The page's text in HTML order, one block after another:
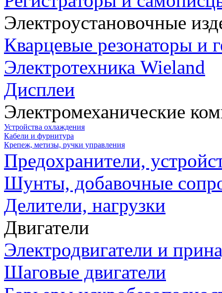
Электроустановочные
Кварцевые резонаторы и
Электротехника Wieland
Дисплеи
Электромеханические
Устройства охлаждения
Кабели и фурнитура
Крепеж, метизы, ручки управления
Предохранители,
Шунты, добавочные
Делители, нагрузки
Двигатели
Электродвигатели и
Шаговые двигатели